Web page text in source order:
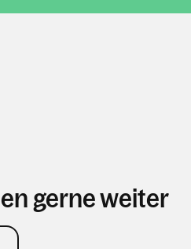
gerne weiter